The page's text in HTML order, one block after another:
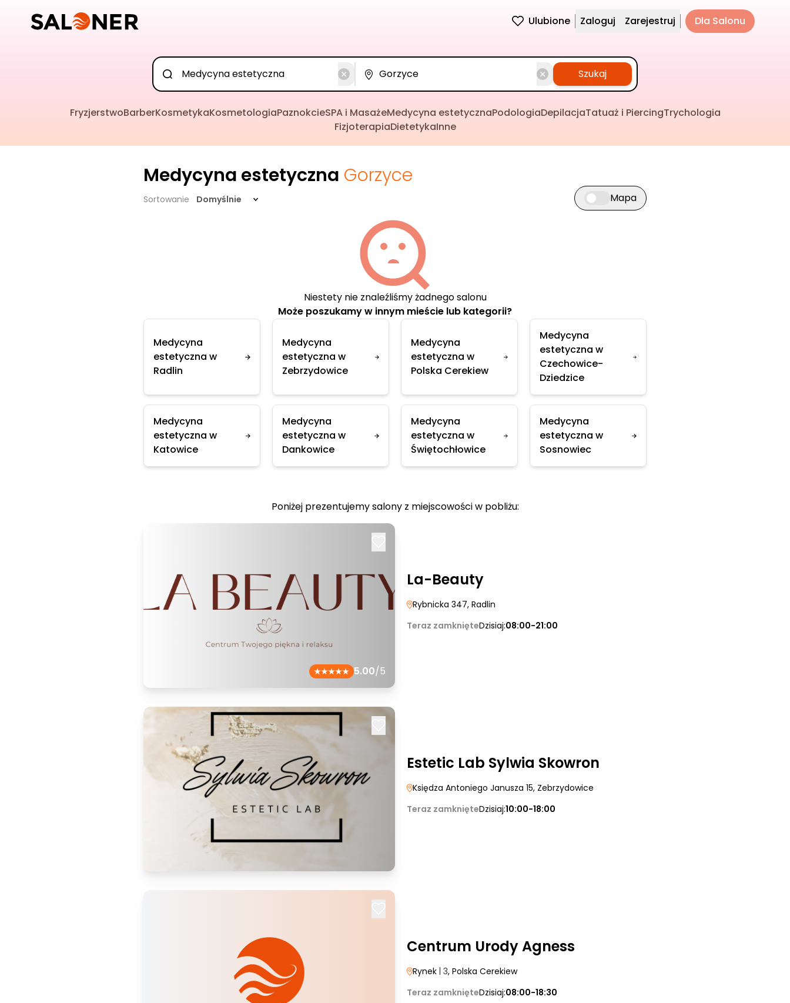
Ulubione Zaloguj Zarejestruj Dla Salonu
Szukaj
FryzjerstwoBarberKosmetykaKosmetologiaPaznokcieSPA i MasażeMedycyna estetycznaPodologiaDepilacjaTatuaż i PiercingTrychologia
FizjoterapiaDietetykaInne
Medycyna estetyczna Gorzyce
Sortowanie Domyślnie Przełącz widok mapy
Mapa
Niestety nie znaleźliśmy żadnego salonu
Może poszukamy w innym mieście lub kategorii?
Medycyna
estetyczna w
Radlin
Medycyna
estetyczna w
Zebrzydowice
Medycyna
estetyczna w
Polska Cerekiew
Medycyna
estetyczna w
Czechowice-
Dziedzice
Medycyna
estetyczna w
Katowice
Medycyna
estetyczna w
Dankowice
Medycyna
estetyczna w
Świętochłowice
Medycyna
estetyczna w
Sosnowiec
Poniżej prezentujemy salony z miejscowości w pobliżu:
5.00/5
La-Beauty
Rybnicka 347, Radlin
Teraz zamknięteDzisiaj:08:00-21:00
Estetic Lab Sylwia Skowron
Księdza Antoniego Janusza 15, Zebrzydowice
Teraz zamknięteDzisiaj:10:00-18:00
Centrum Urody Agness
Rynek | 3, Polska Cerekiew
Teraz zamknięteDzisiaj:08:00-18:30